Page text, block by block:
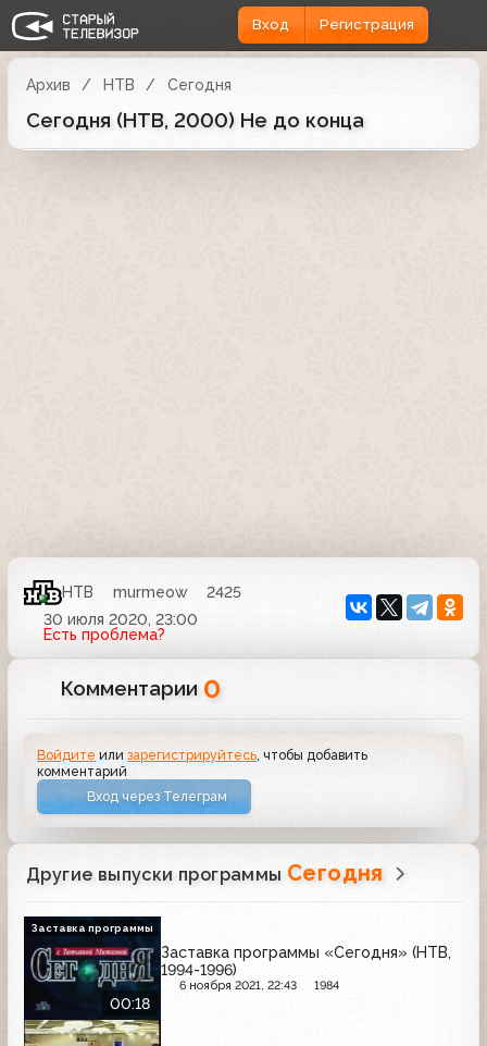
Вход Регистрация
Архив НТВ Сегодня
Сегодня (НТВ, 2000) Не до конца
НТВ murmeow
2425
30 июля 2020, 23:00
Есть проблема?
Комментарии 0
Войдите илизарегистрируйтесь , чтобы добавить
комментарий
Вход через Телеграм
Другие выпуски программы Сегодня
00:18
Заставка программы «Сегодня» (НТВ,
1994-1996)
6 ноября 2021, 22:43 1984
Заставка программы